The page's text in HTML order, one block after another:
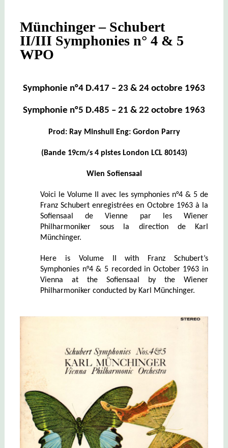
Münchinger – Schubert
II/III Symphonies n° 4 & 5
WPO
Symphonie n°4 D.417 – 23 & 24 octobre 1963
Symphonie n°5 D.485 – 21 & 22 octobre 1963
Prod: Ray Minshull Eng: Gordon Parry
(Bande 19cm/s 4 pistes London LCL 80143)
Wien Sofiensaal
Voici le Volume II avec les symphonies n°4 & 5 de
Franz Schubert enregistrées en Octobre 1963 à la
Sofiensaal de Vienne par les Wiener
Philharmoniker sous la direction de Karl
Münchinger.
Here is Volume II with Franz Schubert’s
Symphonies n°4 & 5 recorded in October 1963 in
Vienna at the Sofiensaal by the Wiener
Philharmoniker conducted by Karl Münchinger.